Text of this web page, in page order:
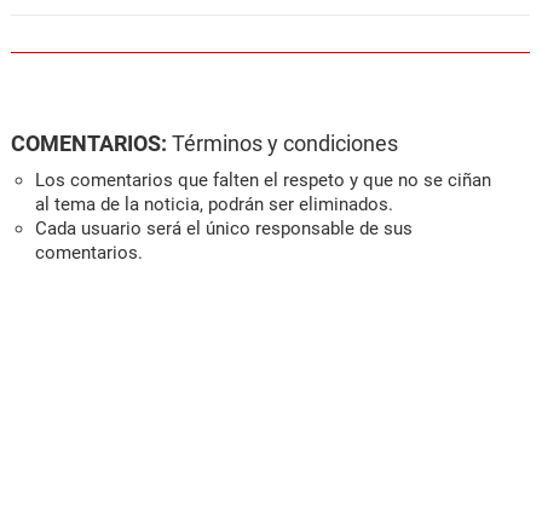
COMENTARIOS: Términos y condiciones
Los comentarios que falten el respeto y que no se ciñan
al tema de la noticia, podrán ser eliminados.
Cada usuario será el único responsable de sus
comentarios.